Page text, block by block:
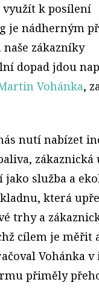
využít k posílení
je nádherným
zákazníky
dopad jdou
Vohánka,
nutí nabízet
zákaznická
služba a
která
trhy a
cílem je měřit
Vohánka
přiměly